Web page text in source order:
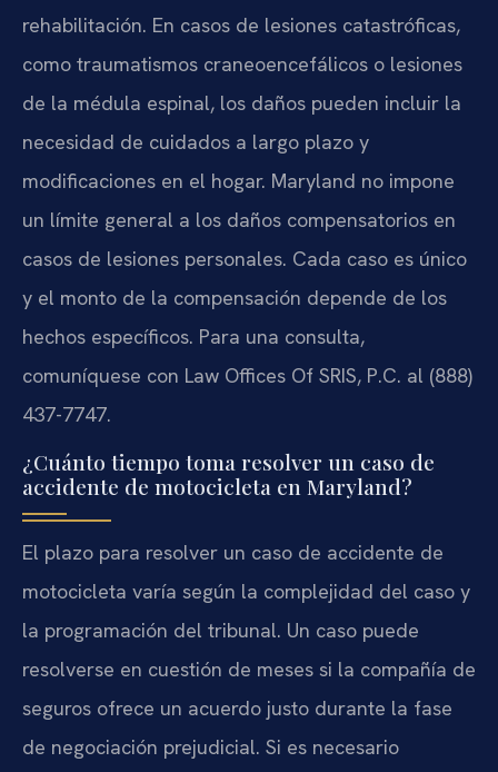
rehabilitación. En casos de lesiones catastróficas,
como traumatismos craneoencefálicos o lesiones
de la médula espinal, los daños pueden incluir la
necesidad de cuidados a largo plazo y
modificaciones en el hogar. Maryland no impone
un límite general a los daños compensatorios en
casos de lesiones personales. Cada caso es único
y el monto de la compensación depende de los
hechos específicos. Para una consulta,
comuníquese con Law Offices Of SRIS, P.C. al (888)
437-7747.
¿Cuánto tiempo toma resolver un caso de
accidente de motocicleta en Maryland?
El plazo para resolver un caso de accidente de
motocicleta varía según la complejidad del caso y
la programación del tribunal. Un caso puede
resolverse en cuestión de meses si la compañía de
seguros ofrece un acuerdo justo durante la fase
de negociación prejudicial. Si es necesario